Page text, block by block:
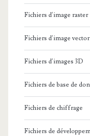
Fichiers d'image raster
Fichiers d'image
Fichiers d'images 3D
Fichiers de base de
Fichiers de chiffrage
Fichiers de